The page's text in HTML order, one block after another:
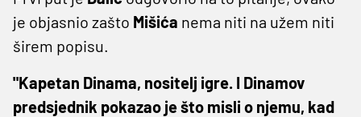
je objasnio zašto Mišića nema niti na užem niti
širem popisu.
"Kapetan Dinama, nositelj igre. I Dinamov
predsjednik pokazao je što misli o njemu, kad